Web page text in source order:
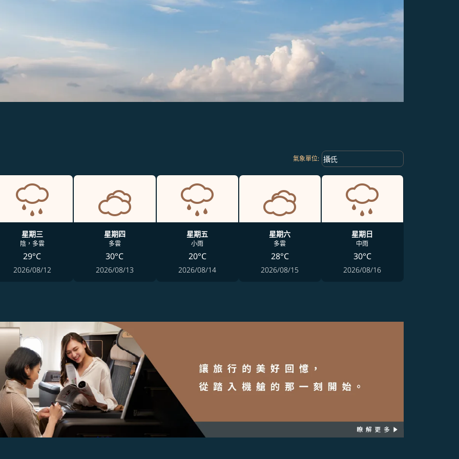
氣象單位: Weather unit option 攝氏 Selected
攝氏
keyboard_arrow_down
星期三
陰，多雲
29°C
2026/08/12
星期四
多雲
30°C
2026/08/13
星期五
小雨
20°C
2026/08/14
星期六
多雲
28°C
2026/08/15
星期日
中雨
30°C
2026/08/16